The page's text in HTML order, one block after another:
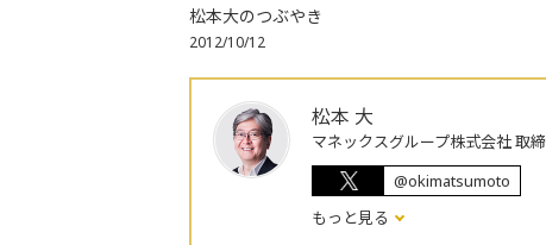
松本大のつぶやき
2012/10/12
松本 大
マネックスグループ株式会社 取
@okimatsumoto
もっと見る